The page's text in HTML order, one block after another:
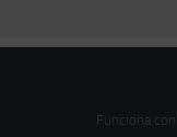
Funciona con